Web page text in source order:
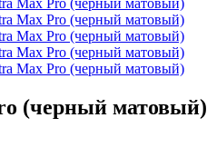
(черный матовый)